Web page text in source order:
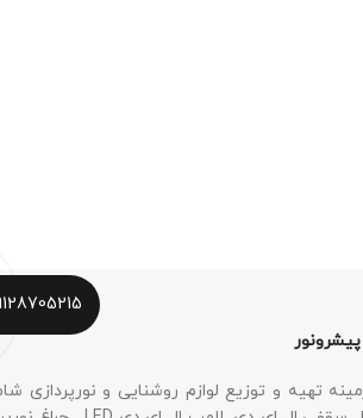
تهیه و توزیع لوازم روشنایی و نورپردازی